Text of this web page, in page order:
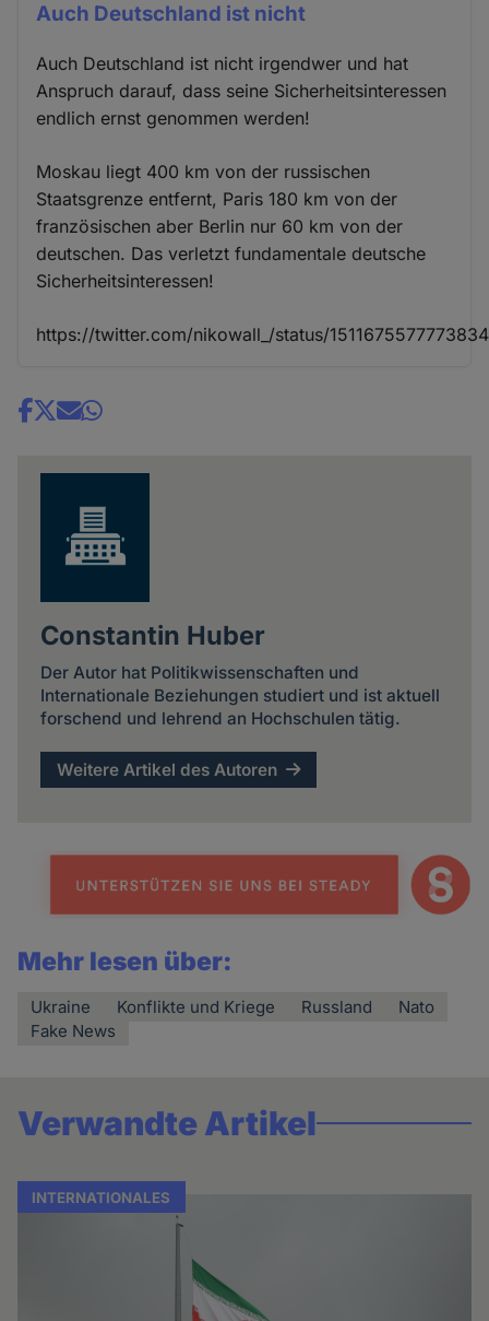
Auch Deutschland ist nicht
Auch Deutschland ist nicht irgendwer und hat
Anspruch darauf, dass seine Sicherheitsinteressen
endlich ernst genommen werden!
Moskau liegt 400 km von der russischen
Staatsgrenze entfernt, Paris 180 km von der
französischen aber Berlin nur 60 km von der
deutschen. Das verletzt fundamentale deutsche
Sicherheitsinteressen!
https://twitter.com/nikowall_/status/
Share
Constantin Huber
Der Autor hat Politikwissenschaften und
Internationale Beziehungen studiert und ist aktuell
forschend und lehrend an Hochschulen tätig.
Weitere Artikel des Autoren
Mehr lesen über:
Ukraine Konflikte und Kriege Russland
Nato
Fake News
Verwandte Artikel
INTERNATIONALES